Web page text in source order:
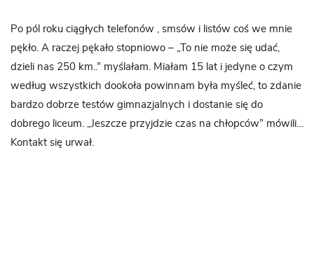
Po pól roku ciągłych telefonów , smsów i listów coś we mnie
pękło. A raczej pękało stopniowo – „To nie może się udać,
dzieli nas 250 km..” myślałam. Miałam 15 lat i jedyne o czym
według wszystkich dookoła powinnam była myśleć, to zdanie
bardzo dobrze testów gimnazjalnych i dostanie się do
dobrego liceum. „Jeszcze przyjdzie czas na chłopców” mówili…
Kontakt się urwał.